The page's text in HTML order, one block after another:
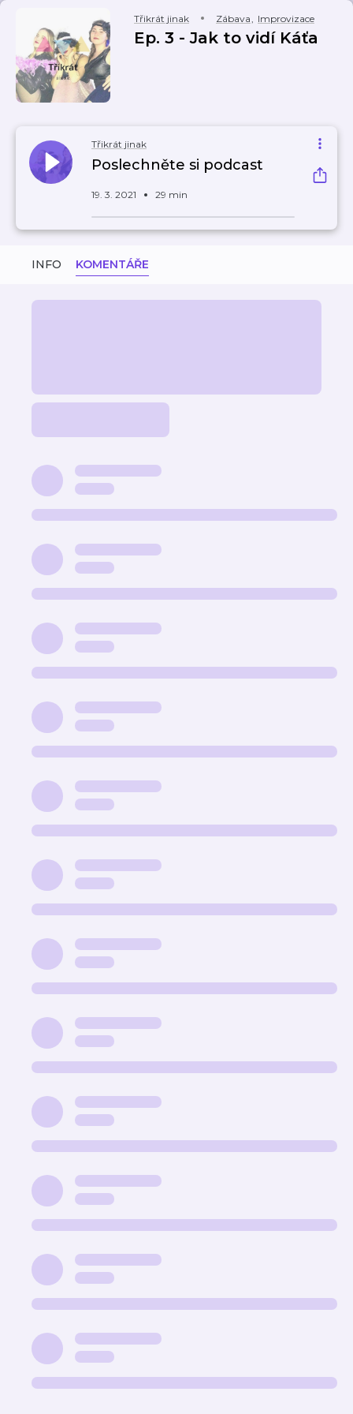
Třikrát jinak Zábava, Improvizace
Ep. 3 - Jak to vidí Káťa
Třikrát jinak
Poslechněte si podcast
19. 3. 2021 29 min
INFO KOMENTÁŘE